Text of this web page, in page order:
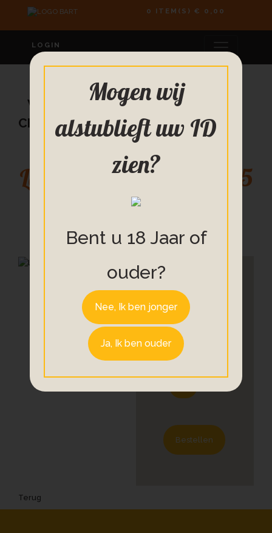
0 ITEM(S) € 0,00
LOGIN
Wijnen Frankrijk
La Borie
Chardonnay 75 cl
La Borie Chardonnay 75
cl
€ 5,99
Aantal
Bestellen
Terug
Mogen wij
alstublieft uw ID
zien?
Bent u 18 Jaar of
ouder?
Nee, Ik ben jonger
Ja, Ik ben ouder